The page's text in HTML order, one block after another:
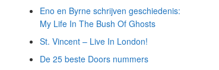
Eno en Byrne schrijven geschiedenis:
My Life In The Bush Of Ghosts
St. Vincent – Live In London!
De 25 beste Doors nummers